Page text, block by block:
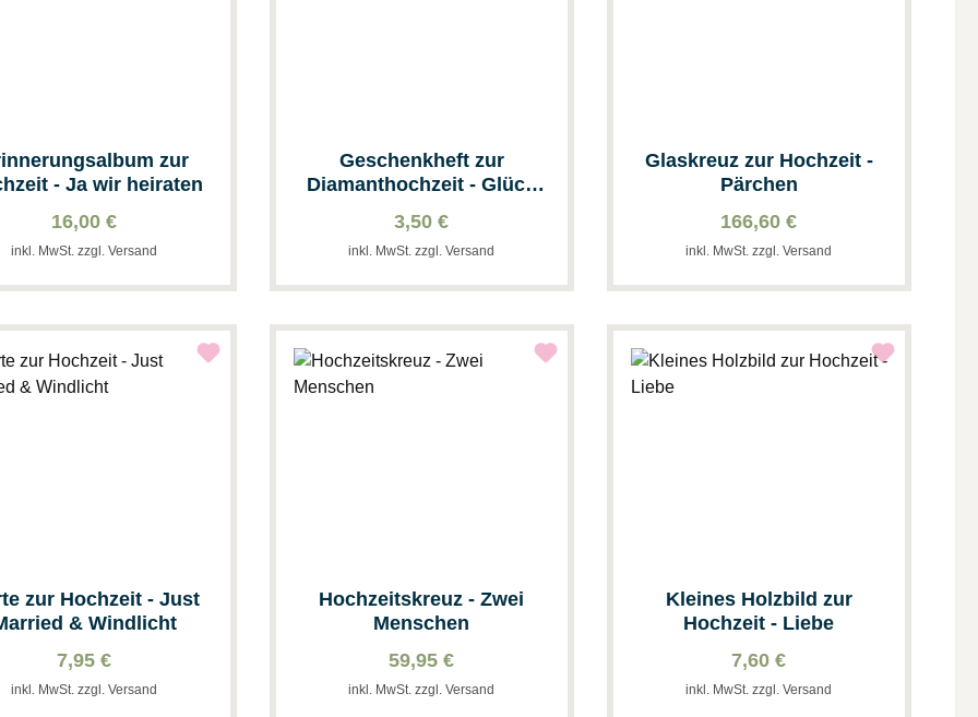
zur
- Ja wir heiraten
16,00 €
inkl. MwSt. zzgl. Versand
Geschenkheft zur
Diamanthochzeit - Glück
3,50 €
inkl. MwSt. zzgl. Versand
Glaskreuz zur Hochzeit -
Pärchen
166,60 €
inkl. MwSt. zzgl. Versand
zur Hochzeit - Just
& Windlicht
7,95 €
inkl. MwSt. zzgl. Versand
Hochzeitskreuz - Zwei
Menschen
59,95 €
inkl. MwSt. zzgl. Versand
Kleines Holzbild zur
Hochzeit - Liebe
7,60 €
inkl. MwSt. zzgl. Versand